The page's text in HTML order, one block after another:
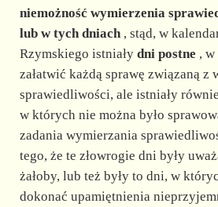
niemożność wymierzenia
lub w tych dniach, stąd, w
Rzymskiego istniały dni postne ,
załatwić każdą sprawę związaną z
sprawiedliwości, ale istniały
w których nie można było
zadania wymierzania
tego, że te złowrogie dni były
żałoby, lub też były to dni, w
dokonać upamiętnienia